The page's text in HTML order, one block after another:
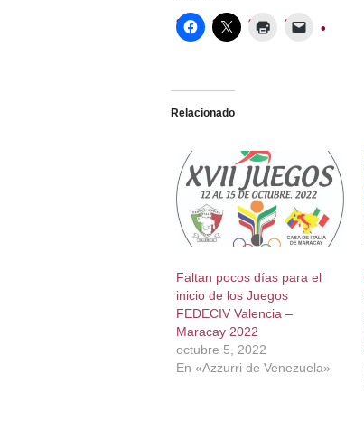
Relacionado
Faltan pocos días para el
inicio de los Juegos
FEDECIV Valencia –
Maracay 2022
octubre 5, 2022
En «Azzurri de Venezuela»